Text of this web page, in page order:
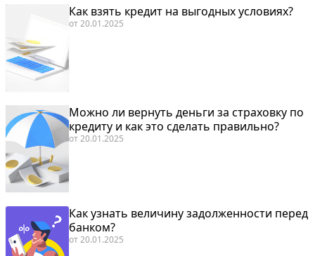
Как взять кредит на выгодных условиях?
от20.01.2025
Можно ли вернуть деньги за страховку по
кредиту и как это сделать правильно?
от20.01.2025
Как узнать величину задолженности перед
банком?
от20.01.2025